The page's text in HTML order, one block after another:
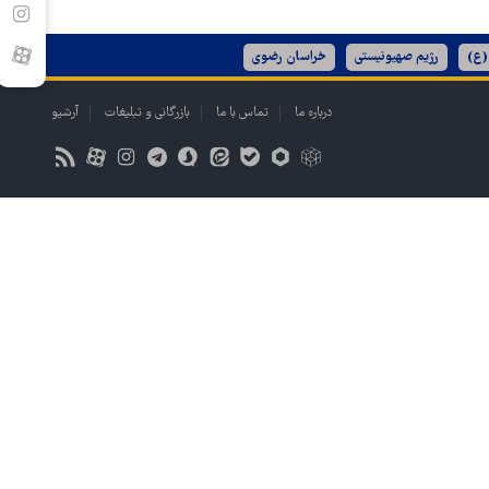
(ع) رژیم صهیونیستی خراسان رضوی
درباره ما تماس با ما بازرگانی و تبلیغات آرشیو